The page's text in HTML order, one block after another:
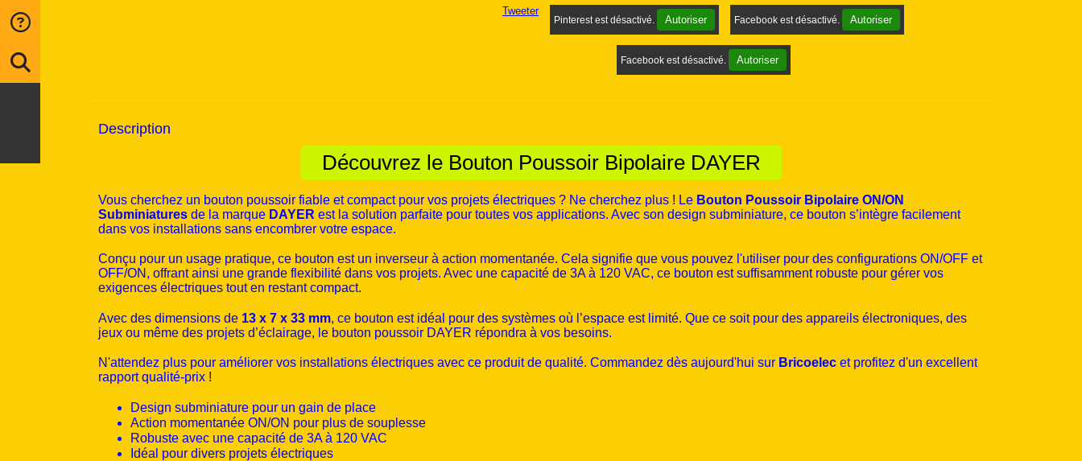
Tweeter
Pinterest est désactivé. Autoriser Facebook est désactivé. Autoriser
Facebook est désactivé. Autoriser
Description
Découvrez le Bouton Poussoir Bipolaire DAYER
Vous cherchez un bouton poussoir fiable et compact pour vos projets électriques ? Ne cherchez plus ! Le Bouton Poussoir Bipolaire ON/ON
Subminiatures de la marque DAYER est la solution parfaite pour toutes vos applications. Avec son design subminiature, ce bouton s’intègre facilement
dans vos installations sans encombrer votre espace.
Conçu pour un usage pratique, ce bouton est un inverseur à action momentanée. Cela signifie que vous pouvez l'utiliser pour des configurations ON/OFF et
OFF/ON, offrant ainsi une grande flexibilité dans vos projets. Avec une capacité de 3A à 120 VAC, ce bouton est suffisamment robuste pour gérer vos
exigences électriques tout en restant compact.
Avec des dimensions de 13 x 7 x 33 mm, ce bouton est idéal pour des systèmes où l’espace est limité. Que ce soit pour des appareils électroniques, des
jeux ou même des projets d’éclairage, le bouton poussoir DAYER répondra à vos besoins.
N'attendez plus pour améliorer vos installations électriques avec ce produit de qualité. Commandez dès aujourd'hui sur Bricoelec et profitez d'un excellent
rapport qualité-prix !
Design subminiature pour un gain de place
Action momentanée ON/ON pour plus de souplesse
Robuste avec une capacité de 3A à 120 VAC
Idéal pour divers projets électriques